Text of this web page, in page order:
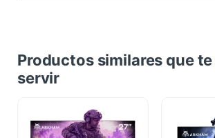
Productos similares que
servir